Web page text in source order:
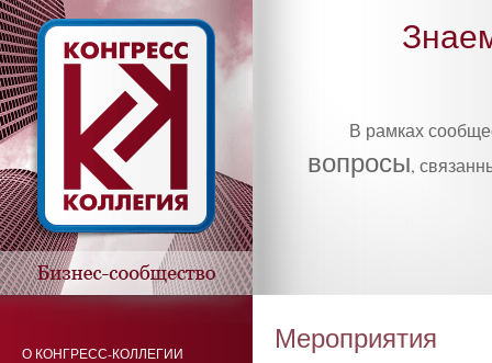
В рамках
вопросы,
Мероприятия
О КОНГРЕСС-КОЛЛЕГИИ